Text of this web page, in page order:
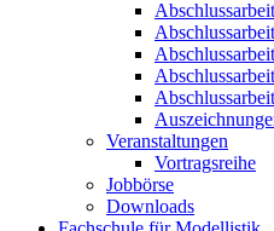
Veranstaltungen
Vortragsreihe
Jobbörse
Downloads